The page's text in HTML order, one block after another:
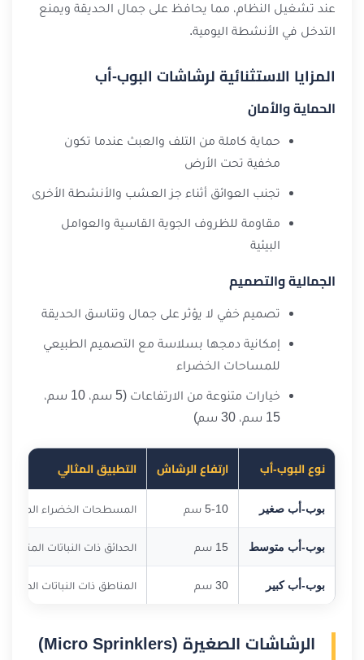
عند تشغيل النظام، مما يحافظ على جمال الحديقة ويمنع
التدخل في الأنشطة اليومية.
المزايا الاستثنائية لرشاشات البوب-أب
الحماية والأمان
حماية كاملة من التلف والعبث عندما تكون
مخفية تحت الأرض
تجنب العوائق أثناء جز العشب والأنشطة الأخرى
مقاومة للظروف الجوية القاسية والعوامل
البيئية
الجمالية والتصميم
تصميم خفي لا يؤثر على جمال وتناسق الحديقة
إمكانية دمجها بسلاسة مع التصميم الطبيعي
للمساحات الخضراء
خيارات متنوعة من الارتفاعات (5 سم، 10 سم،
15 سم، 30 سم)
نوع البوب-أب ارتفاع الرشاش التطبيق المثالي
بوب-أب صغير 5-10 سم المسطحات الخضراء
بوب-أب متوسط 15 سم الحدائق ذات النباتات المتنوعة
بوب-أب كبير 30 سم المناطق ذات النباتات الطويلة
الرشاشات الصغيرة (Micro Sprinklers)